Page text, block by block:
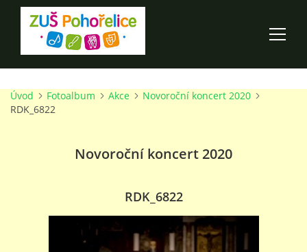
ÚVOD
Úvod Fotoalbum Akce
Novoroční koncert 2020
RDK_6822
Novoroční koncert 2020
RDK_6822